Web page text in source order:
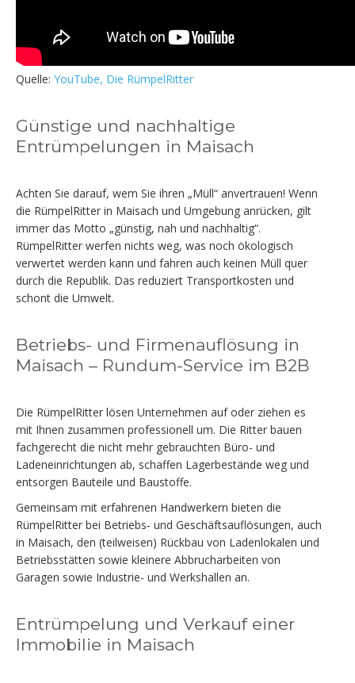
Quelle: YouTube, Die RümpelRitter
Günstige und nachhaltige
Entrümpelungen in Maisach
Achten Sie darauf, wem Sie ihren „Müll“ anvertrauen! Wenn
die RümpelRitter in Maisach und Umgebung anrücken, gilt
immer das Motto „günstig, nah und nachhaltig“.
RümpelRitter werfen nichts weg, was noch ökologisch
verwertet werden kann und fahren auch keinen Müll quer
durch die Republik. Das reduziert Transportkosten und
schont die Umwelt.
Betriebs- und Firmenauflösung in
Maisach – Rundum-Service im B2B
Die RümpelRitter lösen Unternehmen auf oder ziehen es
mit Ihnen zusammen professionell um. Die Ritter bauen
fachgerecht die nicht mehr gebrauchten Büro- und
Ladeneinrichtungen ab, schaffen Lagerbestände weg und
entsorgen Bauteile und Baustoffe.
Gemeinsam mit erfahrenen Handwerkern bieten die
RümpelRitter bei Betriebs- und Geschäftsauflösungen, auch
in Maisach, den (teilweisen) Rückbau von Ladenlokalen und
Betriebsstätten sowie kleinere Abbrucharbeiten von
Garagen sowie Industrie- und Werkshallen an.
Entrümpelung und Verkauf einer
Immobilie in Maisach